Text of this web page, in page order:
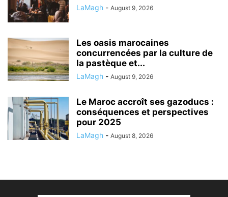
LaMagh - August 9, 2026
Les oasis marocaines
concurrencées par la culture de
la pastèque et...
LaMagh - August 9, 2026
Le Maroc accroît ses gazoducs :
conséquences et perspectives
pour 2025
LaMagh - August 8, 2026